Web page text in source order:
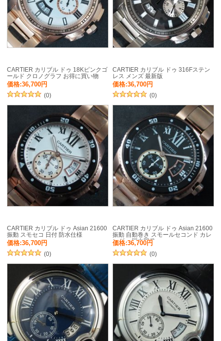
CARTIER カリブル ドゥ 18Kピンクゴ
ールド クロノグラフ お得に買い物
価格:36,700円
(0)
CARTIER カリブル ドゥ 316Fステン
レス メンズ 最新版
価格:36,700円
(0)
CARTIER カリブル ドゥ Asian 21600
振動 スモセコ 日付 防水仕様
価格:36,700円
(0)
CARTIER カリブル ドゥ Asian 21600
振動 自動巻き スモールセコンド カレ
ンダー 国内即発
価格:36,700円
(0)